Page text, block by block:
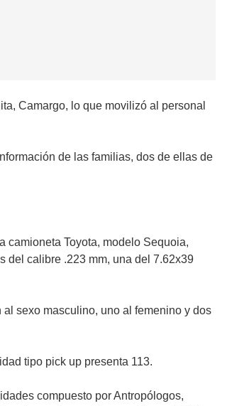
Camargo, lo que movilizó al personal
de las familias, dos de ellas de
camioneta Toyota, modelo Sequoia,
del calibre .223 mm, una del 7.62x39
sexo masculino, uno al femenino y dos
tipo pick up presenta 113.
compuesto por Antropólogos,